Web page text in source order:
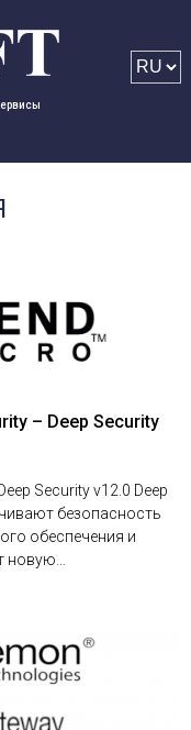
– Deep Security
Security v12.0 Deep
безопасность
обеспечения и
новую…